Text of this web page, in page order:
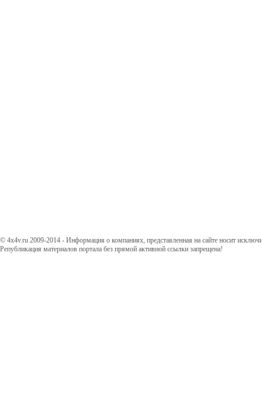
© 4x4v.ru 2009-2014 - Информация о компаниях, представленная на сайте носит
Републикация материалов портала без прямой активной ссылки запрещена!